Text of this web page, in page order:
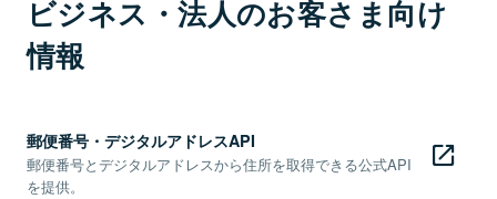
ビジネス・法人のお客さま向け
情報
郵便番号・デジタルアドレスAPI
郵便番号とデジタルアドレスから住所を取得できる公式API
を提供。